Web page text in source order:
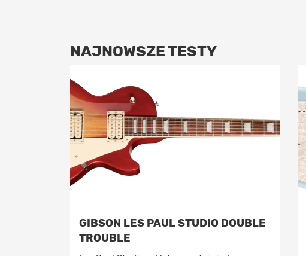
NAJNOWSZE TESTY
GIBSON LES PAUL STUDIO DOUBLE
TROUBLE